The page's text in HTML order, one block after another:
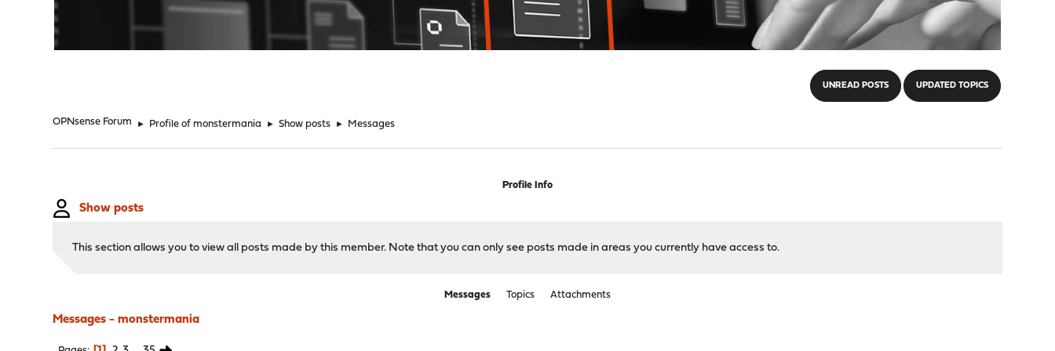
UNREAD POSTS UPDATED TOPICS
OPNsense Forum ► Profile of monstermania ► Show posts ► Messages
Profile Info
Show posts
This section allows you to view all posts made by this member. Note that you can only see posts made in areas you currently have access to.
Messages Topics Attachments
Messages - monstermania